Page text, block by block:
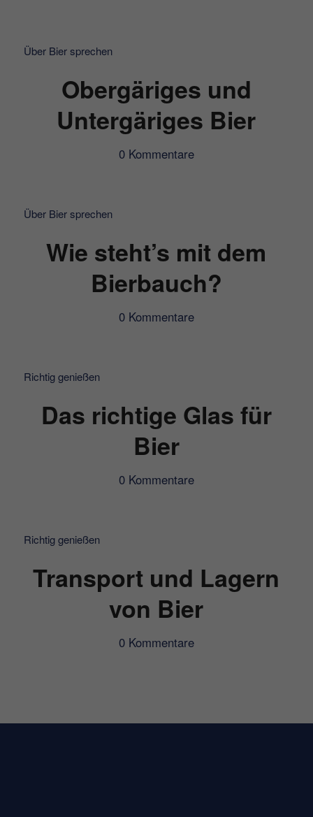
Über Bier sprechen
Obergäriges und
Untergäriges Bier
0 Kommentare
Über Bier sprechen
Wie steht’s mit dem
Bierbauch?
0 Kommentare
Richtig genießen
Das richtige Glas für
Bier
0 Kommentare
Richtig genießen
Transport und Lagern
von Bier
0 Kommentare